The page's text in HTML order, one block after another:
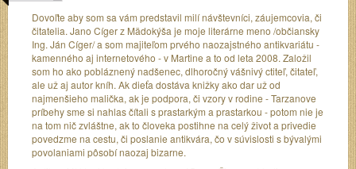
Dovoľte aby som sa vám predstavil milí návštevníci, záujemcovia, či
čitatelia. Jano Cíger z Mädokýša je moje literárne meno /občiansky
Ing. Ján Cíger/ a som majiteľom prvého naozajstného antikvariátu -
kamenného aj internetového - v Martine a to od leta 2008. Založil
som ho ako pobláznený nadšenec, dlhoročný vášnivý ctiteľ, čitateľ,
ale už aj autor kníh. Ak dieťa dostáva knižky ako dar už od
najmenšieho malička, ak je podpora, či vzory v rodine - Tarzanove
príbehy sme si nahlas čítali s prastarkým a prastarkou - potom nie je
na tom nič zvláštne, ak to človeka postihne na celý život a privedie
povedzme na cestu, či poslanie antikvára, čo v súvislosti s bývalými
povolaniami pôsobí naozaj bizarne.